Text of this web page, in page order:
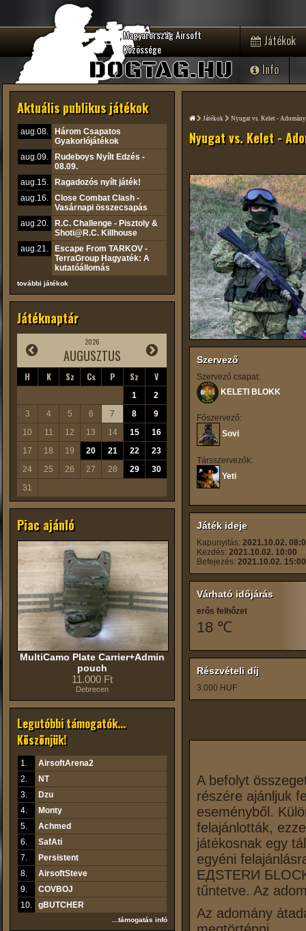
Magyarország Airsoft
Közössége
DOGTAG.HU
Játékok
Info
Aktuális publikus játékok
aug.08.
Három Csapatos
Gyakorlójátékok
aug.09.
Rudeboys Nyílt Edzés -
08.09.
aug.15.
Ragadozós nyílt játék!
aug.16.
Close Combat Clash -
Vasárnapi összecsapás
aug.20.
R.C. Challenge - Pisztoly &
Shoti@R.C. Killhouse
aug.21.
Escape From TARKOV -
TerraGroup Hagyaték: A
kutatóállomás
további játékok
Játéknaptár
2026
AUGUSZTUS
H K Sz Cs P Sz V
1
2
3
4 5 6 7 8
9
10
11 12 13 14 15
16
17
18 19 20 21 22
23
24
25 26 27 28 29
30
31
Piac ajánló
MultiCamo Plate Carrier+Admin
pouch
11.000 Ft
Debrecen
Legutóbbi támogatók...
Köszönjük!
1.
AirsoftArena2
2.
NT
3.
Dzu
4.
Monty
5.
Achmed
6.
SafAti
7.
Persistent
8.
AirsoftSteve
9.
COVBOJ
10.
gBUTCHER
...támogatás infó
Játékok Nyugat vs. Kelet -
Nyugat vs. Kelet -
Szervező
Szervező csapat:
KELETI BLOKK
Főszervező:
Sovi
Társszervezők:
Yeti
Játék ideje
Kapunyitás: 2021.10.02.
Kezdés: 2021.10.02. 10:00
Befejezés: 2021.10.02. 15:00
Várható időjárás
erős felhőzet
18 ℃
Részvételi díj
3.000 HUF
A befolyt
részére ajánljuk
eseményből.
felajánlották,
játékosnak egy
egyéni
EДSTERИ
tűntetve. Az
Az adomány